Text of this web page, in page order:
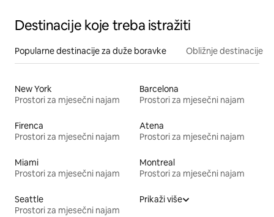
Destinacije koje treba istražiti
Popularne destinacije za duže boravke Obližnje destinacije
New York
Prostori za mjesečni najam
Barcelona
Prostori za mjesečni najam
Firenca
Prostori za mjesečni najam
Atena
Prostori za mjesečni najam
Miami
Prostori za mjesečni najam
Montreal
Prostori za mjesečni najam
Seattle
Prostori za mjesečni najam
Prikaži više